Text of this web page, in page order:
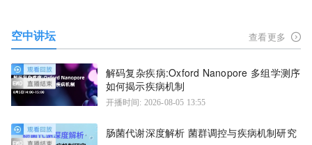
空中讲坛 查看更多
解码复杂疾病:Oxford Nanopore 多组学测序
如何揭示疾病机制
开播时间: 2026-08-05 13:55
肠菌代谢深度解析 菌群调控与疾病机制研究